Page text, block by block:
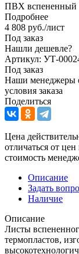
ПВХ вспененный
Подробнее
4 808 руб./лист
Под заказ
Нашли дешевле?
Артикул: УТ-
Под заказ
Наши менеджеры
условия заказа
Поделиться
Цена
отличаться от
стоимость
Описание
Задать
Наличие
Описание
Листы
термопластов,